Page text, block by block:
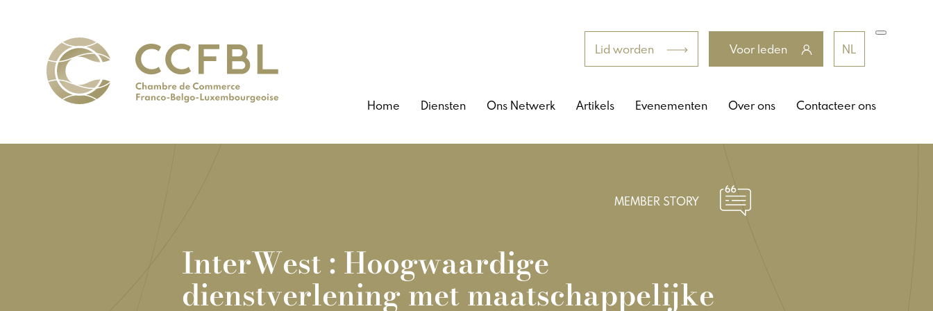
Lid worden Voor leden NL
Home Diensten Ons Netwerk Artikels Evenementen Over ons Contacteer ons
MEMBER STORY
InterWest : Hoogwaardige
dienstverlening met maatschappelijke